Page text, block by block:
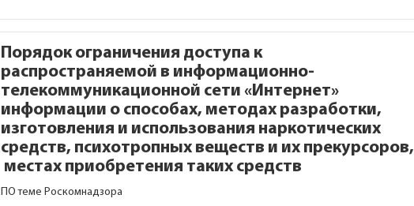
Порядок ограничения доступа к
распространяемой в информационно-
телекоммуникационной сети «Интернет»
информации о способах, методах разработки,
изготовления и использования наркотических
средств, психотропных веществ и их прекурсоров,
местах приобретения таких средств
ПО теме Роскомнадзора